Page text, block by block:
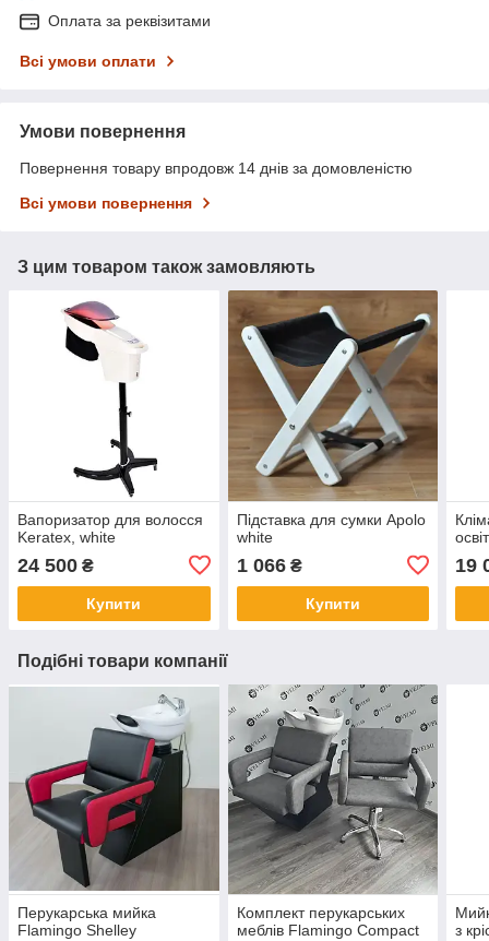
Оплата за реквізитами
Всі умови оплати
Умови повернення
Повернення товару впродовж 14 днів за домовленістю
Всі умови повернення
З цим товаром також замовляють
Вапоризатор для волосся
Keratex, white
24 500 ₴
Купити
Підставка для сумки Apolo
white
1 066₴
Купити
19
Подібні товари компанії
Перукарська мийка
Flamingo Shelley
Комплект перукарських
меблів Flamingo Compact
з